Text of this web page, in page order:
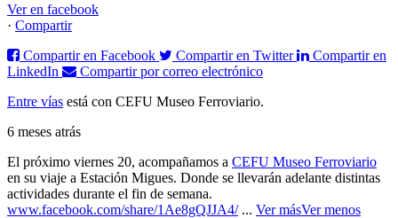
Ver en facebook
· Compartir
Compartir en Facebook
Compartir en Twitter
Compartir en
LinkedIn
Compartir por correo electrónico
Entre vías está con CEFU Museo Ferroviario.
6 meses atrás
El próximo viernes 20, acompañamos a CEFU Museo Ferroviario
en su viaje a Estación Migues. Donde se llevarán adelante distintas
actividades durante el fin de semana.
www.facebook.com/share/1Ae8gQJJA4/ ... Ver másVer menos